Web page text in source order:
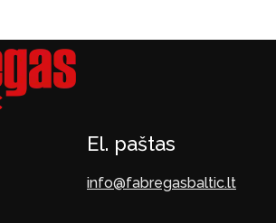
El. paštas
info@fabregasbaltic.lt